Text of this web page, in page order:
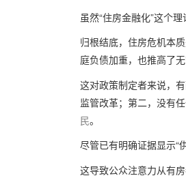
虽然“住房金融化”这个
归根结底，住房危机本质
庭负债加重，也推高了无
这对政策制定者来说，有
监管改革；第二，没有
民。
尽管已有明确证据显示“
这导致公众注意力从有